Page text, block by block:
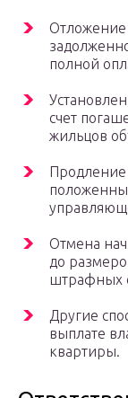
Отложение
полной
счет
жильцов
Продление
Отмена
до
штрафных
Другие
выплате
квартиры.